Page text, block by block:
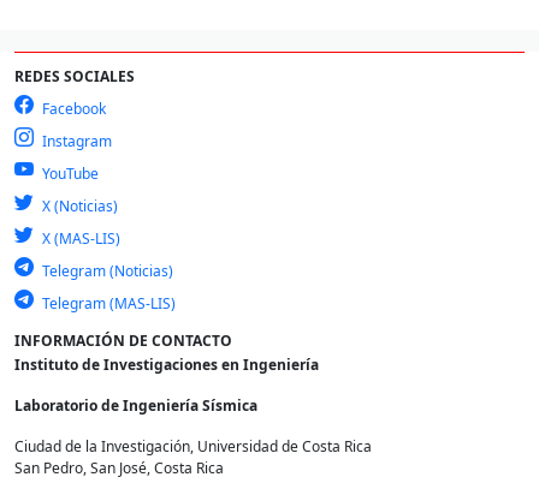
REDES SOCIALES
Facebook
Instagram
YouTube
X (Noticias)
X (MAS-LIS)
Telegram (Noticias)
Telegram (MAS-LIS)
INFORMACIÓN DE CONTACTO
Instituto de Investigaciones en Ingeniería
Laboratorio de Ingeniería Sísmica
Ciudad de la Investigación, Universidad de Costa Rica
San Pedro, San José, Costa Rica